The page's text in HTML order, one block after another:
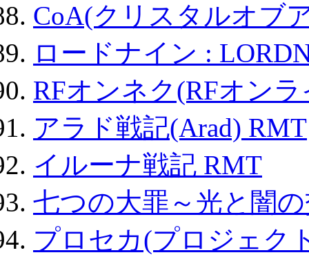
CoA(クリスタルオブ
ロードナイン :
RFオンネク(RFオン
アラド戦記(Arad) RMT
イルーナ戦記 RMT
七つの大罪～光と闇
プロセカ(プロジェク